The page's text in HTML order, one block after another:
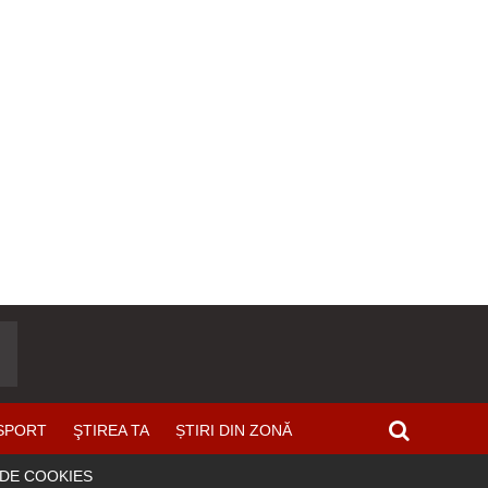
ŞTIREA TA ȘTIRI DIN ZONĂ
COOKIES